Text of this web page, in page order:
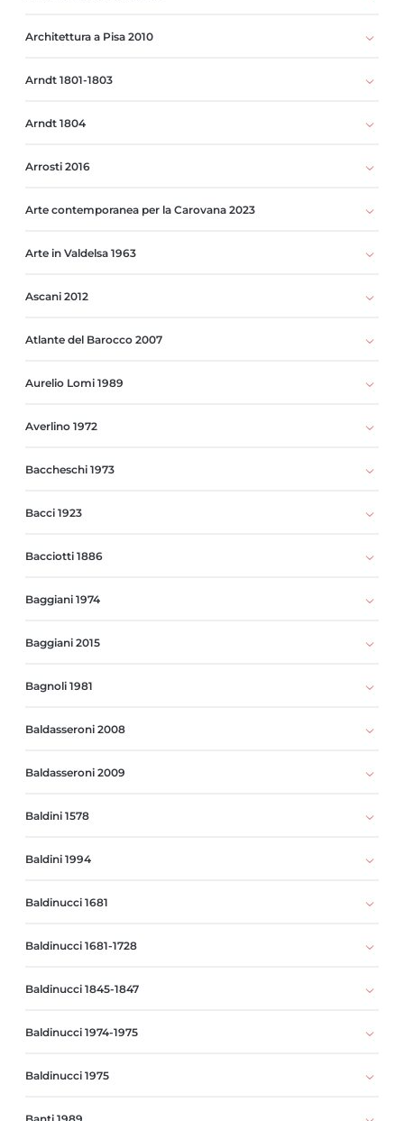
Architettura a Pisa 2010
Arndt 1801-1803
Arndt 1804
Arrosti 2016
Arte contemporanea per la Carovana 2023
Arte in Valdelsa 1963
Ascani 2012
Atlante del Barocco 2007
Aurelio Lomi 1989
Averlino 1972
Baccheschi 1973
Bacci 1923
Bacciotti 1886
Baggiani 1974
Baggiani 2015
Bagnoli 1981
Baldasseroni 2008
Baldasseroni 2009
Baldini 1578
Baldini 1994
Baldinucci 1681
Baldinucci 1681-1728
Baldinucci 1845-1847
Baldinucci 1974-1975
Baldinucci 1975